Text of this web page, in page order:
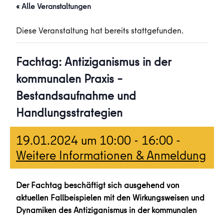
« Alle Veranstaltungen
Diese Veranstaltung hat bereits stattgefunden.
Fachtag: Antiziganismus in der
kommunalen Praxis –
Bestandsaufnahme und
Handlungsstrategien
19.01.2024 um 10:00 - 16:00 -
Weitere Informationen & Anmeldung
Der Fachtag beschäftigt sich ausgehend von
aktuellen Fallbeispielen mit den Wirkungsweisen und
Dynamiken des Antiziganismus in der kommunalen